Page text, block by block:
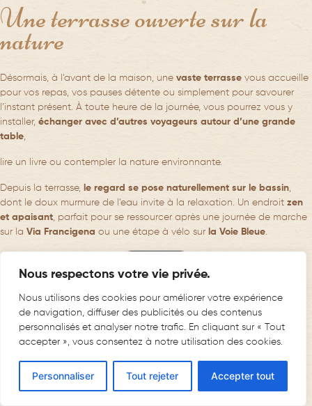
Nous respectons votre vie privée.
Nous utilisons des cookies pour améliorer votre expérience
de navigation, diffuser des publicités ou des contenus
personnalisés et analyser notre trafic. En cliquant sur « Tout
accepter », vous consentez à notre utilisation des cookies.
Personnaliser Tout rejeter Accepter tout
RÉSERVER UNE CHAMBRE
Une terrasse ouverte sur la
nature
Désormais, à l’avant de la maison, une vaste terrasse vous accueille
pour vos repas, vos pauses détente ou simplement pour savourer
l’instant présent. À toute heure de la journée, vous pourrez vous y
installer, échanger avec d’autres voyageurs autour d’une grande
table,
lire un livre ou contempler la nature environnante.
Depuis la terrasse, le regard se pose naturellement sur le bassin,
dont le doux murmure de l’eau invite à la relaxation. Un endroit zen
et apaisant, parfait pour se ressourcer après une journée de marche
sur la Via Francigena ou une étape à vélo sur la Voie Bleue.
Posted in Nouveautés Un commentaire
Nouvelle
extérieurs
:
un